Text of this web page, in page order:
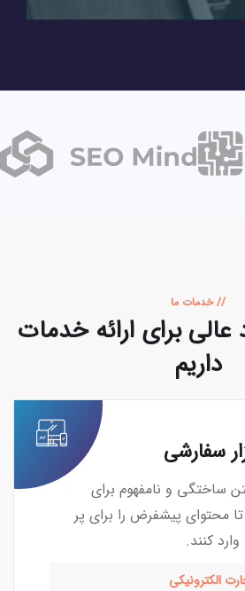
// خدمات ما
برای ارائه خدمات
داریم
سفارشی
ساختگی و نامفهوم برای
محتوای پیشفرض را برای پر
کنند.
الکترونیکی